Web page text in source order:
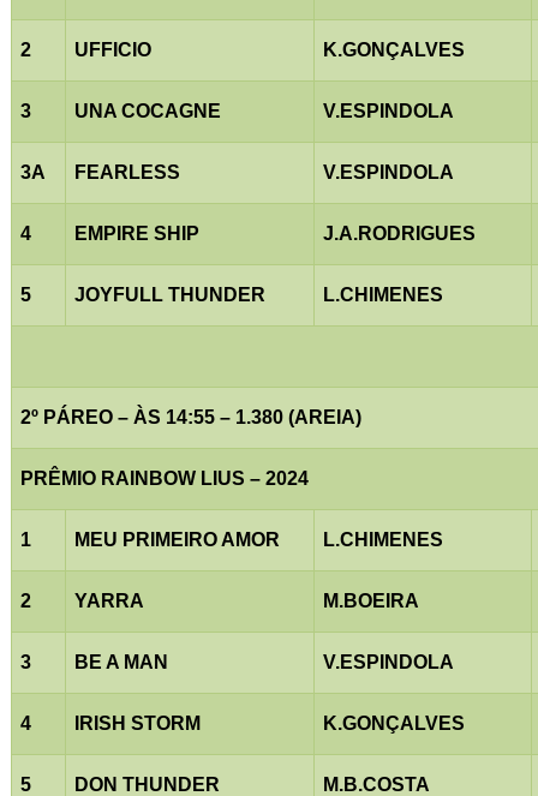
2 UFFICIO K.GONÇALVES
3 UNA COCAGNE V.ESPINDOLA
3A FEARLESS V.ESPINDOLA
4 EMPIRE SHIP J.A.RODRIGUES
5 JOYFULL THUNDER L.CHIMENES
2º PÁREO – ÀS 14:55 – 1.380 (AREIA)
PRÊMIO RAINBOW LIUS – 2024
1 MEU PRIMEIRO AMOR L.CHIMENES
2 YARRA M.BOEIRA
3 BE A MAN V.ESPINDOLA
4 IRISH STORM K.GONÇALVES
5 DON THUNDER M.B.COSTA